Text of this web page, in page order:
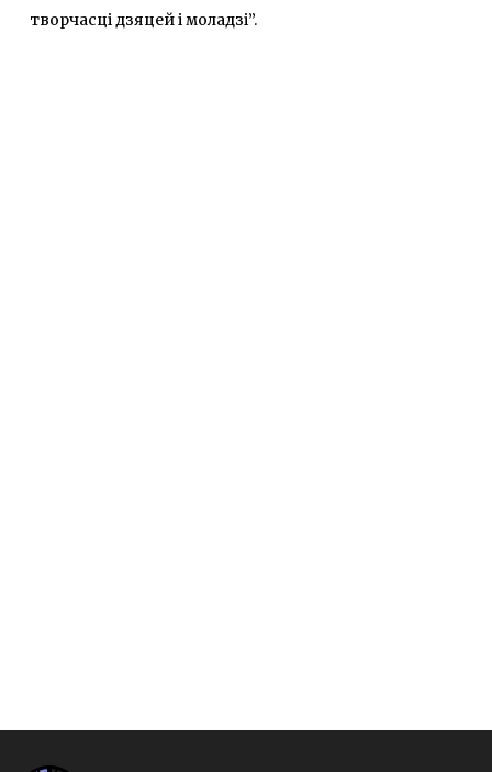
творчасці дзяцей і моладзі”.